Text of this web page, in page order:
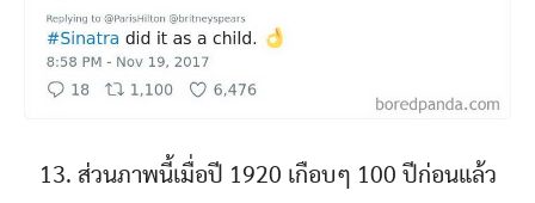
13. ส่วนภาพนี้เมื่อปี 1920 เกือบๆ 100 ปีก่อนแล้ว